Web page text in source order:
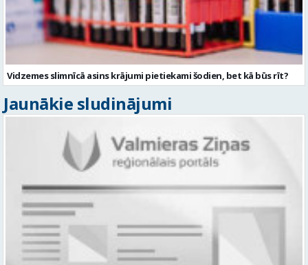
Vidzemes slimnīcā asins krājumi pietiekami šodien, bet kā būs rīt?
Jaunākie sludinājumi